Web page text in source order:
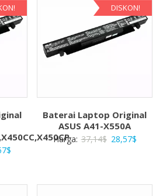
$
DISKON!
Baterai Laptop Original
ASUS A41-X550A
Harga: 37,14$ Harga
37,14$.
28,57$Harga
adalah: